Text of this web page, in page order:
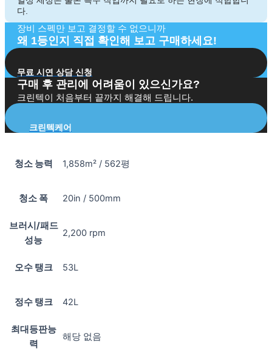
다.
장비 스펙만 보고 결정할 수 없으니까
왜 1등인지 직접 확인해 보고 구매하세요!
무료 시연 상담 신청
구매 후 관리에 어려움이 있으신가요?
크린텍이 처음부터 끝까지 해결해 드립니다.
크린텍케어
청소 능력 1,858m² / 562평
청소 폭 20in / 500mm
브러시/패드
성능
2,200 rpm
오수 탱크 53L
정수 탱크 42L
최대등판능
력
해당 없음